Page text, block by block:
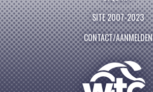
SITE 2007-2023
CONTACT/AANMELDEN